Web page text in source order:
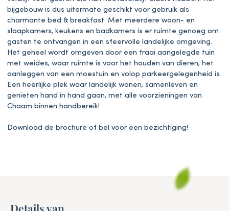
bijgebouw is dus uitermate geschikt voor gebruik als
charmante bed & breakfast. Met meerdere woon- en
slaapkamers, keukens en badkamers is er ruimte genoeg om
gasten te ontvangen in een sfeervolle landelijke omgeving.
Het geheel wordt omgeven door een fraai aangelegde tuin
met weides, waar ruimte is voor het houden van dieren, het
aanleggen van een moestuin en volop parkeergelegenheid is.
Een heerlijke plek waar landelijk wonen, samenleven en
genieten hand in hand gaan, met alle voorzieningen van
Chaam binnen handbereik!
Download de brochure of bel voor een bezichtiging!
Details van